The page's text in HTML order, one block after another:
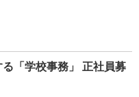
「学校事務」 正社員募